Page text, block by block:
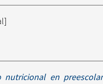
nutricional en